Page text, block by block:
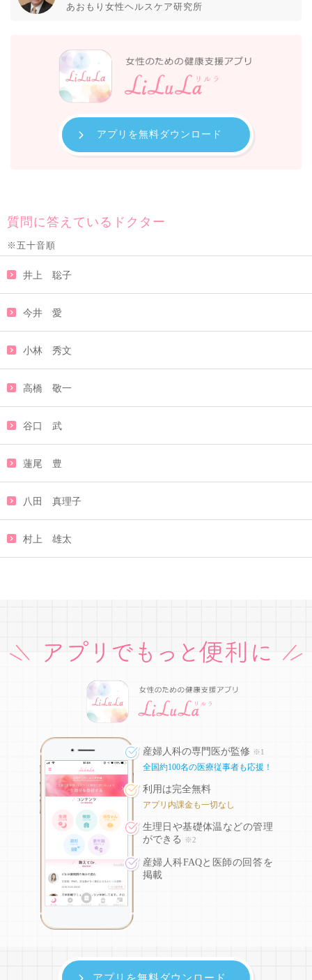
あおもり女性ヘルスケア研究所
アプリを無料ダウンロード
質問に答えているドクター
※五十音順
井上 聡子
今井 愛
小林 秀文
高橋 敬一
谷口 武
蓮尾 豊
八田 真理子
村上 雄太
産婦人科の専門医が監修 ※1
全国約100名の医療従事者も応援！
利用は完全無料
アプリ内課金も一切なし
生理日や基礎体温などの管理
ができる
※2
産婦人科FAQと医師の回答を
掲載
アプリを無料ダウンロード